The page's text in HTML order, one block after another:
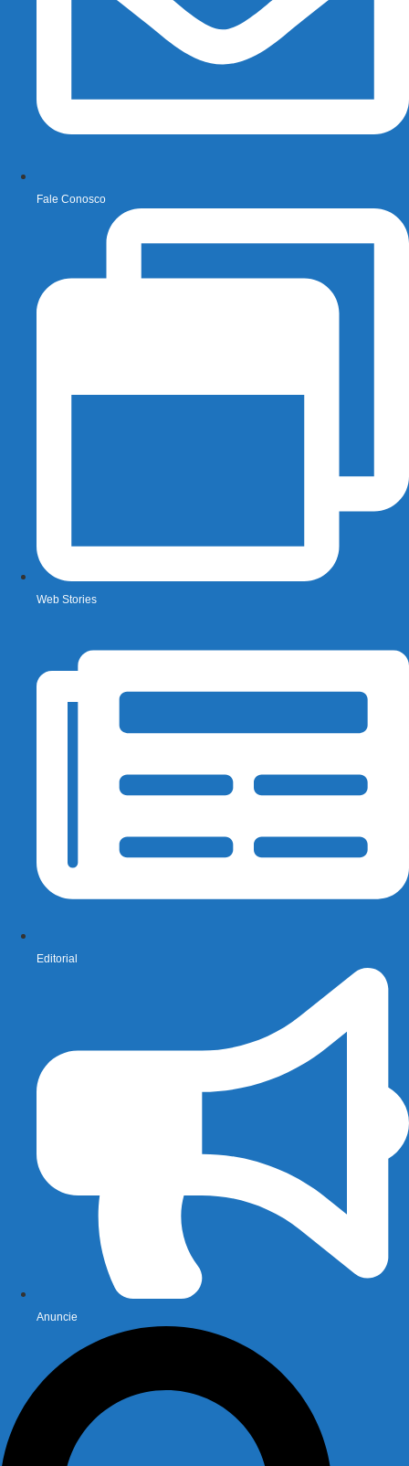
Fale Conosco
Web Stories
Editorial
Anuncie